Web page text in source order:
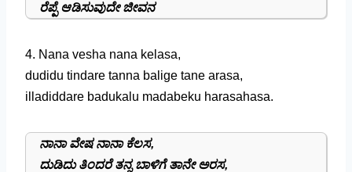
ರೆಪ್ಪೆ ಆಡಿಸುವುದೇ ಜೀವನ
4. Nana vesha nana kelasa,
dudidu tindare tanna balige tane arasa,
illadiddare badukalu madabeku harasahasa.
ನಾನಾ ವೇಷ ನಾನಾ ಕೆಲಸ,
ದುಡಿದು ತಿಂದರೆ ತನ್ನ ಬಾಳಿಗೆ ತಾನೇ ಅರಸ,